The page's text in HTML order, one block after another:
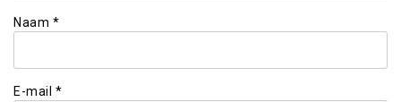
Naam *
E-mail *